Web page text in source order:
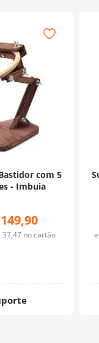
com 5
- Imbuia
149,90
37,47 no cartão